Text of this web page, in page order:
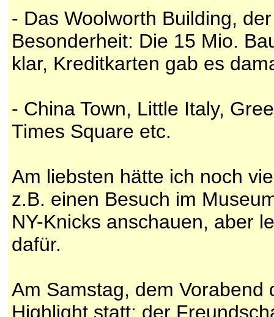
- Das Woolworth Building,
Besonderheit: Die 15 Mio.
klar, Kreditkarten gab es
- China Town, Little Italy,
Times Square etc.
Am liebsten hätte ich noch
z.B. einen Besuch im
NY-Knicks anschauen, aber
dafür.
Am Samstag, dem
Highlight statt: der